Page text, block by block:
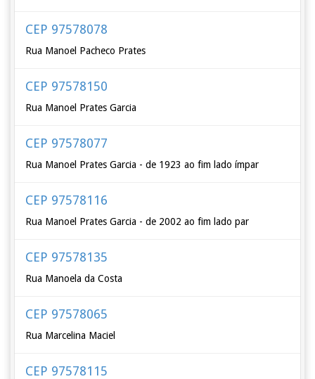
CEP 97578078
Rua Manoel Pacheco Prates
CEP 97578150
Rua Manoel Prates Garcia
CEP 97578077
Rua Manoel Prates Garcia - de 1923 ao fim lado ímpar
CEP 97578116
Rua Manoel Prates Garcia - de 2002 ao fim lado par
CEP 97578135
Rua Manoela da Costa
CEP 97578065
Rua Marcelina Maciel
CEP 97578115